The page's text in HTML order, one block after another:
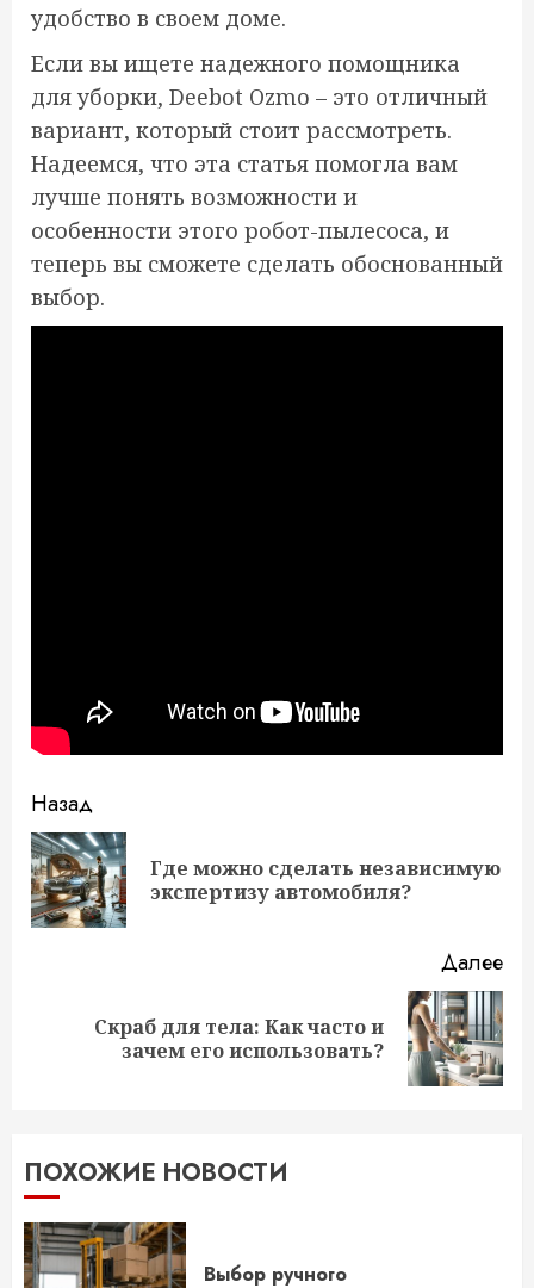
удобство в своем доме.
Если вы ищете надежного помощника
для уборки, Deebot Ozmo – это отличный
вариант, который стоит рассмотреть.
Надеемся, что эта статья помогла вам
лучше понять возможности и
особенности этого робот-пылесоса, и
теперь вы сможете сделать обоснованный
выбор.
Продолжить
чтение
Назад
Где можно сделать независимую
экспертизу автомобиля?
Далее
Следующая
Скраб для тела: Как часто и
зачем его использовать?
ПОХОЖИЕ НОВОСТИ
Выбор ручного